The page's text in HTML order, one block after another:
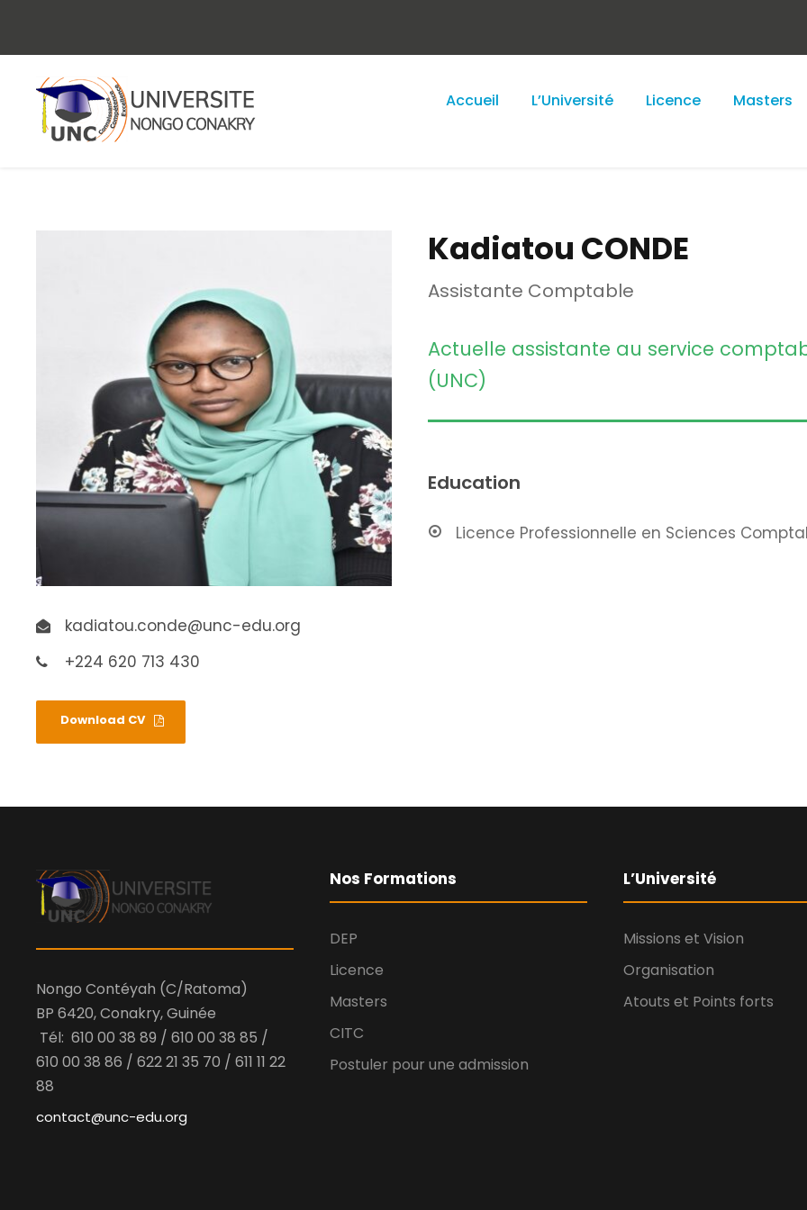
Accueil L’Université Licence Masters
kadiatou.conde@unc-edu.org
+224 620 713 430
Download CV
Kadiatou CONDE
Assistante Comptable
Actuelle assistante au service
(UNC)
Education
Licence Professionnelle en Sciences
Nongo Contéyah (C/Ratoma)
BP 6420, Conakry, Guinée
Tél: 610 00 38 89 / 610 00 38 85 /
610 00 38 86 / 622 21 35 70 / 611 11 22
88
contact@unc-edu.org
Nos Formations
DEP
Licence
Masters
CITC
Postuler pour une admission
L’Université
Missions et Vision
Organisation
Atouts et Points forts